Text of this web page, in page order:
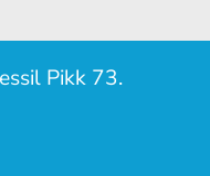
Pikk 73.